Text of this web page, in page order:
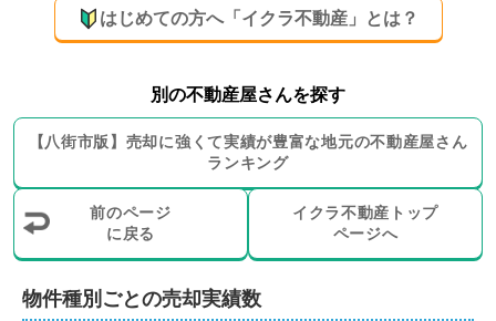
はじめての方へ「イクラ不動産」とは？
別の不動産屋さんを探す
【 八街市版】 売却に強くて実績が豊富な地元の不動産屋さん
ランキング
前のページ
に戻る
イクラ不動産トップ
ページへ
件もご相談ください
売却方法をお選びいただくことも可能です。
また、農地や山林などの売却相談も可能です。再建築不
可物件、他社で断られた物件なども粘り強く売却につな
げてきた実績がございます。
過去には、長年お住まいになった愛着ある家を手放す売
主様に寄り添い、丁寧な市場調査を行うことで希望額で
す。
物件種別ごとの売却実績数